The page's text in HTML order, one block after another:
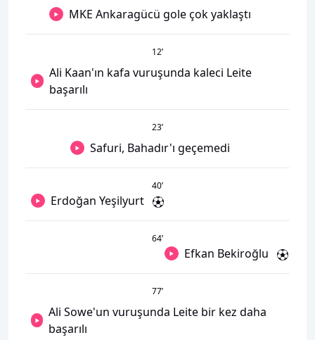
MKE Ankaragücü gole çok yaklaştı
12’
Ali Kaan'ın kafa vuruşunda kaleci Leite
başarılı
23’
Safuri, Bahadır'ı geçemedi
40’
Erdoğan Yeşilyurt
64’
Efkan Bekiroğlu
77’
Ali Sowe'un vuruşunda Leite bir kez daha
başarılı